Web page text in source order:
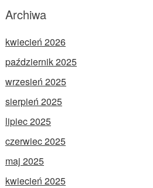
Archiwa
kwiecień 2026
październik 2025
wrzesień 2025
sierpień 2025
lipiec 2025
czerwiec 2025
maj 2025
kwiecień 2025